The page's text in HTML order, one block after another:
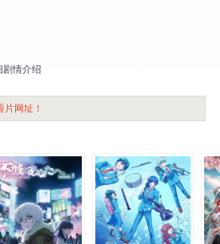
剧情介绍
网址！